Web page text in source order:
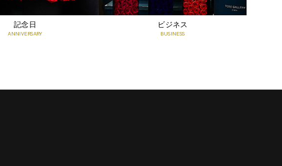
すべての商品に無料でメッセージカードをつけることがで
ご注文時にショッピングカート内の、「メッセージカード
記念日
ANNIVERSARY
ビジネス
BUSINESS